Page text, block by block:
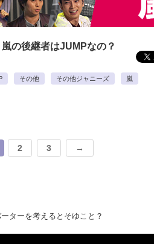
の後継者はJUMPなの？
その他 その他ジャニーズ 嵐
2 3 →
ターを考えるとそゆこと？